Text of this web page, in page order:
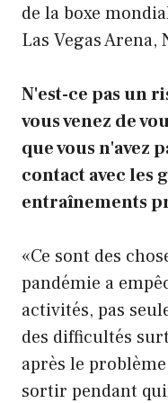
de la boxe
Las Vegas Arena,
N'est-ce pas un
vous venez de
que vous n'avez
contact avec les
entraînements
«Ce sont des
pandémie a
activités, pas
des difficultés
après le
sortir pendant